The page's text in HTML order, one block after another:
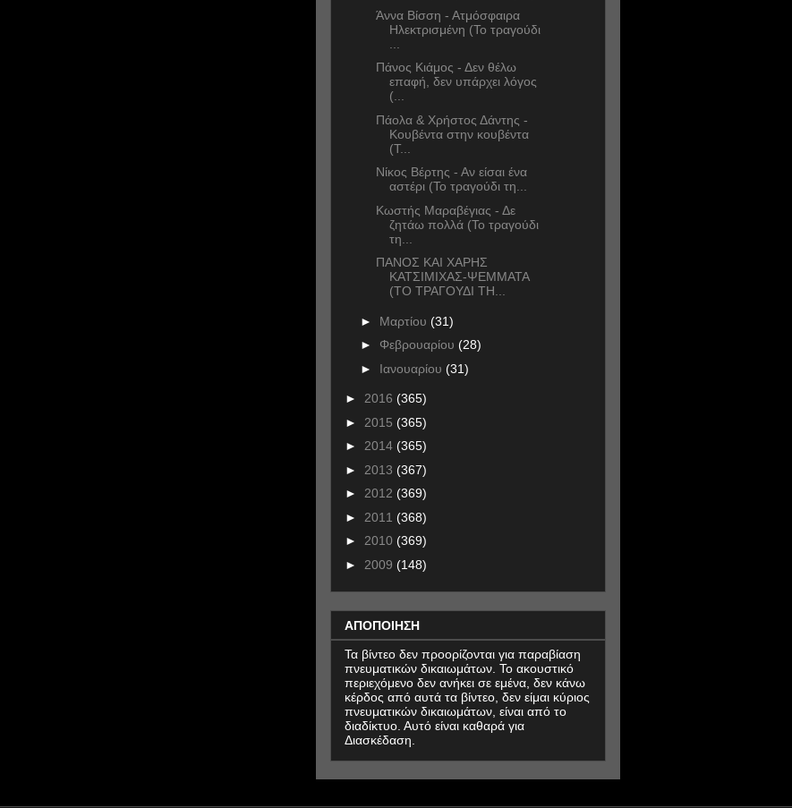
Άννα Βίσση - Ατμόσφαιρα
Ηλεκτρισμένη (Το τραγούδι
Πάνος Κιάμος - Δεν θέλω
επαφή, δεν υπάρχει λόγος
(...
Πάολα & Χρήστος Δάντης -
Κουβέντα στην κουβέντα
(Τ...
Νίκος Βέρτης - Αν είσαι ένα
αστέρι (Το τραγούδι τη...
Κωστής Μαραβέγιας - Δε
ζητάω πολλά (Το τραγούδι
τη...
ΠΑΝΟΣ ΚΑΙ ΧΑΡΗΣ
ΚΑΤΣΙΜΙΧΑΣ-ΨΕΜΜΑΤΑ
(ΤΟ ΤΡΑΓΟΥΔΙ ΤΗ...
► Μαρτίου (31)
► Φεβρουαρίου (28)
► Ιανουαρίου (31)
► 2016 (365)
► 2015 (365)
► 2014 (365)
► 2013 (367)
► 2012 (369)
► 2011 (368)
► 2010 (369)
► 2009 (148)
ΑΠΟΠΟΙΗΣΗ
Τα βίντεο δεν προορίζονται για παραβίαση
πνευματικών δικαιωμάτων. Το ακουστικό
περιεχόμενο δεν ανήκει σε εμένα, δεν κάνω
κέρδος από αυτά τα βίντεο, δεν είμαι κύριος
πνευματικών δικαιωμάτων, είναι από το
διαδίκτυο. Αυτό είναι καθαρά για
Διασκέδαση.